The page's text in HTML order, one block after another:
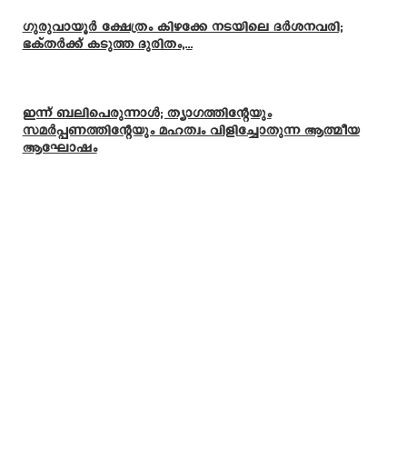
ഗുരുവായൂർ ക്ഷേത്രം കിഴക്കേ നടയിലെ ദർശനവരി;
ഭക്തർക്ക് കടുത്ത ദുരിതം,...
ഇന്ന് ബലിപെരുന്നാള്‍; ത്യാഗത്തിന്റേയും
സമര്‍പ്പണത്തിന്റേയും മഹത്വം വിളിച്ചോതുന്ന ആത്മീയ
ആഘോഷം